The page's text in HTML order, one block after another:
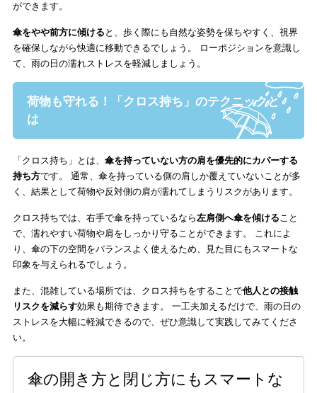
ができます。
傘をやや前方に傾ける と、歩く際にも自然な姿勢を保ちやすく、視界
を確保しながら快適に移動できるでしょう。 ローポジションを意識し
て、雨の日の濡れストレスを軽減しましょう。
荷物も守れる！「クロス持ち」のテクニックと
は
「クロス持ち」とは、 傘を持っていない方の肩を優先的にカバーする
持ち方です。 通常、傘を持っている側の肩しか覆えていないことが多
く、結果として荷物や反対側の肩が濡れてしまうリスクがあります。
クロス持ちでは、右手で傘を持っているなら左肩側へ傘を傾けること
で、濡れやすい荷物や肩をしっかり守ることができます。 これによ
り、傘の下の空間をバランスよく使えるため、見た目にもスマートな
印象を与えられるでしょう。
また、混雑している場所では、クロス持ちをすることで他人との接触
リスクを減らす効果も期待できます。 一工夫加えるだけで、雨の日の
ストレスを大幅に軽減できるので、ぜひ意識して実践してみてくださ
い。
傘の開き方と閉じ方にもスマートな